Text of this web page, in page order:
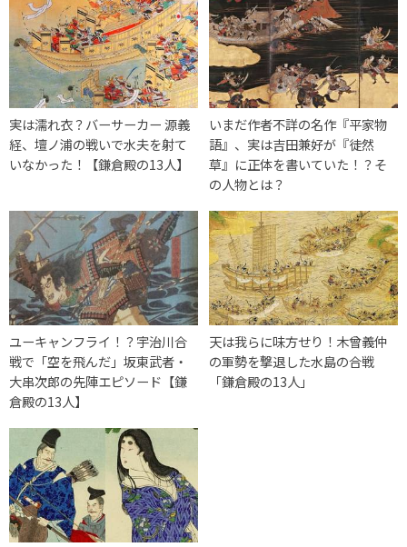
実は濡れ衣？バーサーカー 源義
経、壇ノ浦の戦いで水夫を射て
いなかった！【鎌倉殿の13人】
いまだ作者不詳の名作『平家物
語』、実は吉田兼好が『徒然
草』に正体を書いていた！？そ
の人物とは？
ユーキャンフライ！？宇治川合
戦で「空を飛んだ」坂東武者・
大串次郎の先陣エピソード【鎌
倉殿の13人】
天は我らに味方せり！木曾義仲
の軍勢を撃退した水島の合戦
「鎌倉殿の13人」